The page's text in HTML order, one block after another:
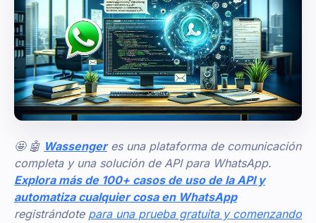
🤩 🤖 Wassenger es una plataforma de comunicación
completa y una solución de API para WhatsApp.
Explora más de 100+ casos de uso de la API y
automatiza cualquier cosa en WhatsApp
registrándote para una prueba gratuita y comenzando